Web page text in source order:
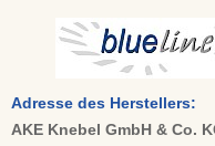
Adresse des Herstellers:
AKE Knebel GmbH & Co.